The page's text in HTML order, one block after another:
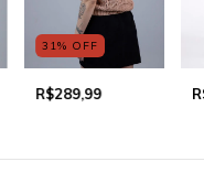
31% OFF
R$289,99